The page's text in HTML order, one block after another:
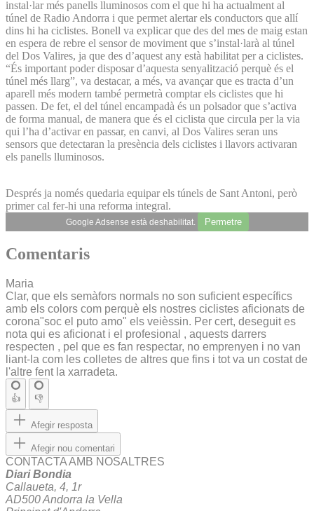
instal·lar més panells lluminosos com el que hi ha actualment al
túnel de Radio Andorra i que permet alertar els conductors que allí
dins hi ha ciclistes. Bonell va explicar que des del mes de maig estan
en espera de rebre el sensor de moviment que s’instal·larà al túnel
del Dos Valires, ja que des d’aquest any està habilitat per a ciclistes.
“És important poder disposar d’aquesta senyalització perquè és el
túnel més llarg”, va destacar, a més, va avançar que es tracta d’un
aparell més modern també permetrà comptar els ciclistes que hi
passen. De fet, el del túnel encampadà és un polsador que s’activa
de forma manual, de manera que és el ciclista que circula per la via
qui l’ha d’activar en passar, en canvi, al Dos Valires seran uns
sensors que detectaran la presència dels ciclistes i llavors activaran
els panells lluminosos.
Després ja només quedaria equipar els túnels de Sant Antoni, però
primer cal fer-hi una reforma integral.
Google Adsense està deshabilitat. Permetre
Comentaris
Maria
Clar, que els semàfors normals no son suficient específics
amb els colors com perquè els nostres ciclistes aficionats de
corona"soc el puto amo" els veièssin. Per cert, deseguit es
nota qui es aficionat i el profesional , aquests darrers
respecten , pel que es fan respectar, no emprenyen i no van
liant-la com les colletes de altres que fins i tot va un costat de
l'altre fent la xarradeta.
👍 👎
Afegir resposta
Afegir nou comentari
CONTACTA AMB NOSALTRES
Diari Bondia
Callaueta, 4, 1r
AD500 Andorra la Vella